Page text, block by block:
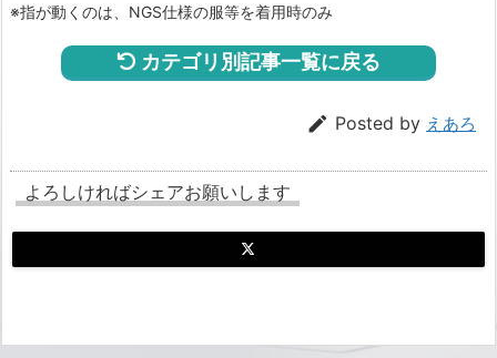
※指が動くのは、NGS仕様の服等を着用時のみ
カテゴリ別記事一覧に戻る
 Posted by えあろ
よろしければシェアお願いします